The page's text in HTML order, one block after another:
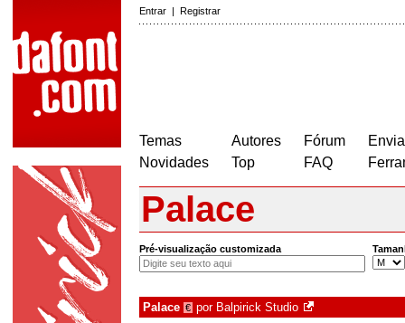
Entrar | Registrar
Temas
Novidades
Autores
Top
Fórum
FAQ
Palace
Pré-visualização customizada
Palace € por Balpirick Studio